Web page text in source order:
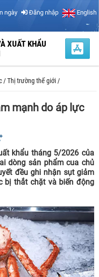
ngày Đăng nhập English
XUẤT KHẨU
/Thị trường thế giới /
mạnh do áp lực
khẩu tháng 5/2026 của
dòng sản phẩm cua chủ
đều ghi nhận sụt giảm
bị thắt chặt và biến động